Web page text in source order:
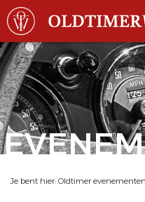
Je bent hier: Oldtimer evenementen